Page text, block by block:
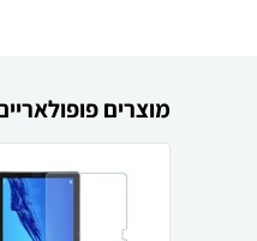
מוצרים